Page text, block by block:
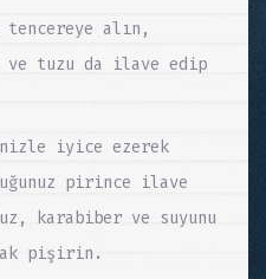
tencereye alın,
tuzu da ilave edip
iyice ezerek
pirince ilave
karabiber ve suyunu
pişirin.